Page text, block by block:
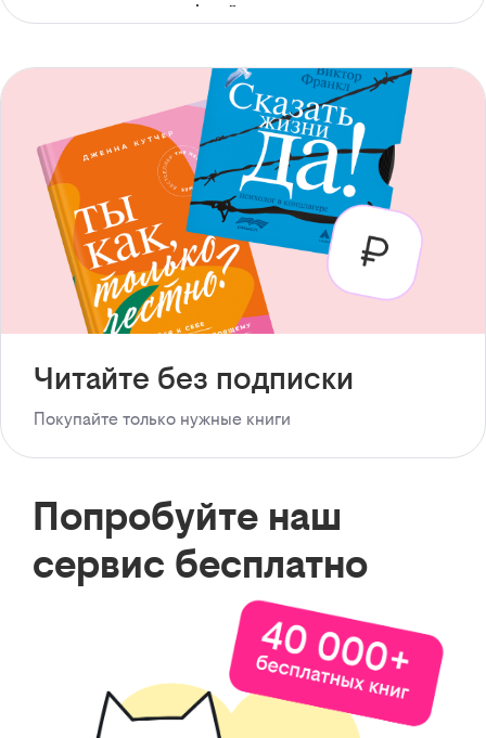
с доступом офлайн
Читайте без подписки
Покупайте только нужные книги
Попробуйте наш
сервис бесплатно